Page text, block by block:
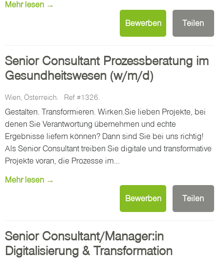
Mehr lesen →
Bewerben Teilen
Senior Consultant Prozessberatung im
Gesundheitswesen (w/m/d)
Wien, Österreich. Ref #1326.
Gestalten. Transformieren. Wirken.Sie lieben Projekte, bei
denen Sie Verantwortung übernehmen und echte
Ergebnisse liefern können? Dann sind Sie bei uns richtig!
Als Senior Consultant treiben Sie digitale und transformative
Projekte voran, die Prozesse im...
Mehr lesen →
Bewerben Teilen
Senior Consultant/Manager:in
Digitalisierung & Transformation